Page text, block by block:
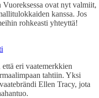
ovat nyt valmiit,
kanssa. Jos
rohkeasti yhteyttä!
eri vaatemerkkien
tahtiin. Yksi
Ellen Tracy, jota